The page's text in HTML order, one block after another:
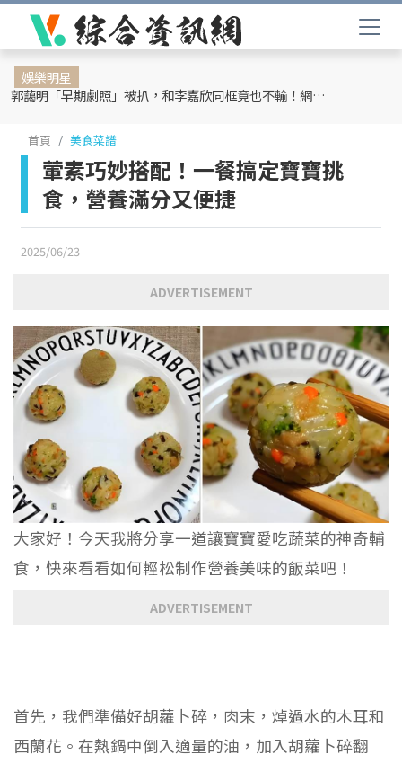
娛樂明星
郭藹明「早期劇照」被扒，和李嘉欣同框竟也不輸！網友：難怪劉青云這麼愛她
首頁 美食菜譜
葷素巧妙搭配！一餐搞定寶寶挑
食，營養滿分又便捷
2025/06/23
ADVERTISEMENT
大家好！今天我將分享一道讓寶寶愛吃蔬菜的神奇輔
食，快來看看如何輕松制作營養美味的飯菜吧！
ADVERTISEMENT
首先，我們準備好胡蘿卜碎，肉末，焯過水的木耳和
西蘭花。在熱鍋中倒入適量的油，加入胡蘿卜碎翻